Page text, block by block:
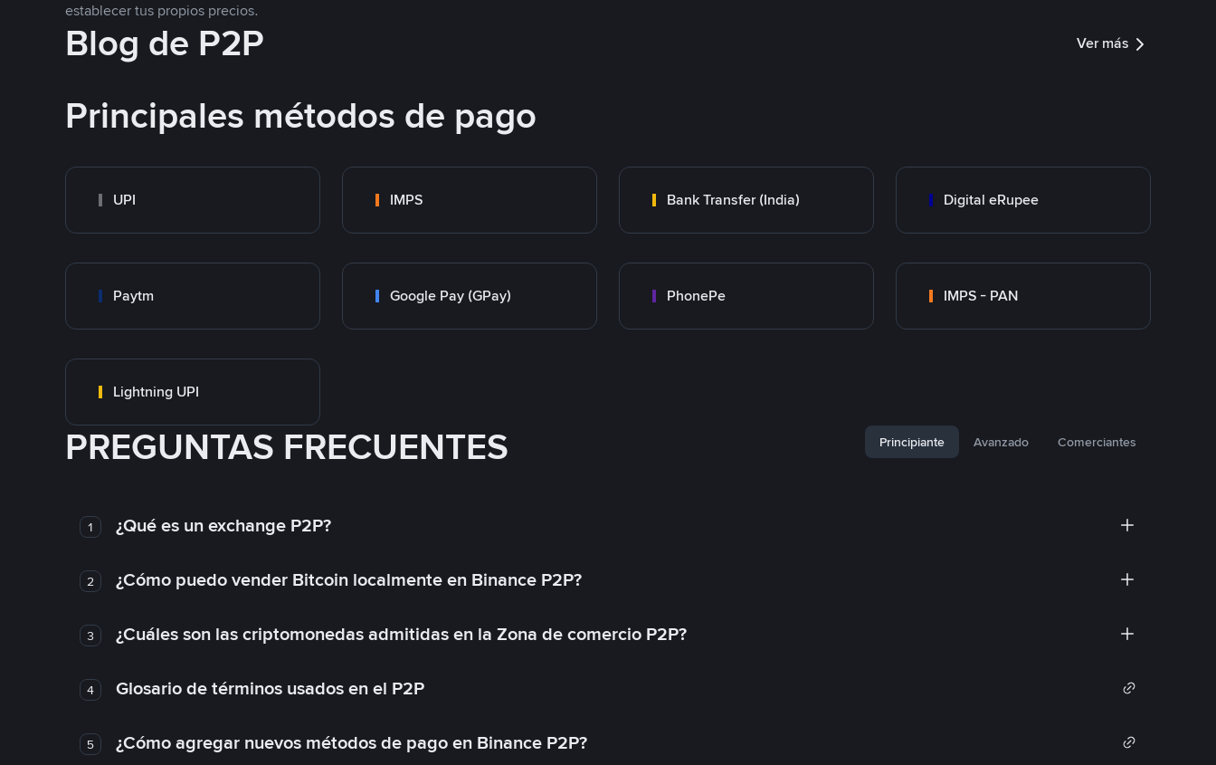
establecer tus propios precios.
Blog de P2P Ver más
Principales métodos de pago
UPI IMPS Bank Transfer (India) Digital eRupee
Paytm Google Pay (GPay) PhonePe IMPS - PAN
Lightning UPI
PREGUNTAS FRECUENTES Principiante Avanzado Comerciantes
1 ¿Qué es un exchange P2P?
2 ¿Cómo puedo vender Bitcoin localmente en Binance P2P?
3 ¿Cuáles son las criptomonedas admitidas en la Zona de comercio P2P?
4 Glosario de términos usados en el P2P
5 ¿Cómo agregar nuevos métodos de pago en Binance P2P?